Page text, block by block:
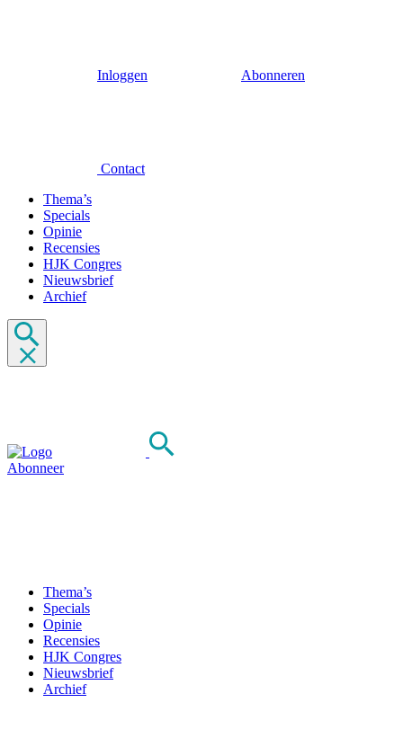
Inloggen Abonneren
Contact
Thema’s
Specials
Opinie
Recensies
HJK Congres
Nieuwsbrief
Archief
Abonneer
Thema’s
Specials
Opinie
Recensies
HJK Congres
Nieuwsbrief
Archief